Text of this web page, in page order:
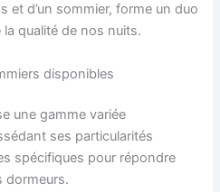
et d’un sommier, forme un duo
qualité de nos nuits.
disponibles
une gamme variée
ses particularités
spécifiques pour répondre
dormeurs.